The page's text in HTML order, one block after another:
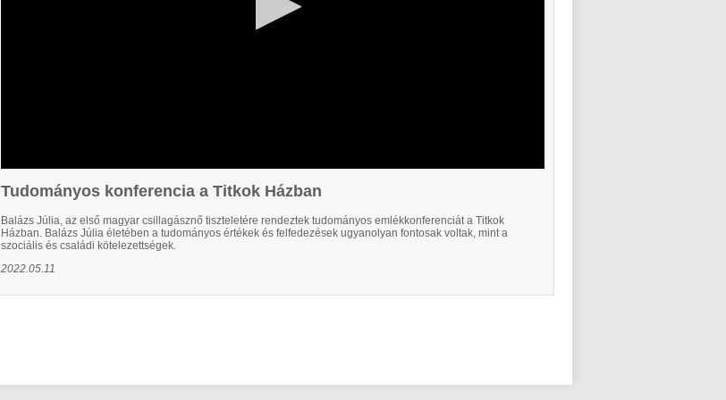
Tudományos konferencia a Titkok Házban
Balázs Júlia, az első magyar csillagásznő tiszteletére rendeztek tudományos emlékkonferenciát a Titkok
Házban. Balázs Júlia életében a tudományos értékek és felfedezések ugyanolyan fontosak voltak, mint a
szociális és családi kötelezettségek.
2022.05.11